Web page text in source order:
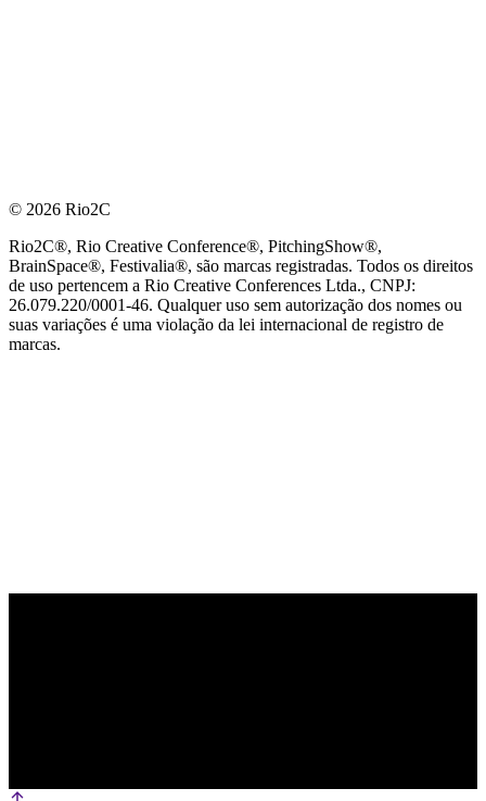
© 2026 Rio2C
Rio2C®, Rio Creative Conference®, PitchingShow®,
BrainSpace®, Festivalia®, são marcas registradas. Todos os direitos
de uso pertencem a Rio Creative Conferences Ltda., CNPJ:
26.079.220/0001-46. Qualquer uso sem autorização dos nomes ou
suas variações é uma violação da lei internacional de registro de
marcas.